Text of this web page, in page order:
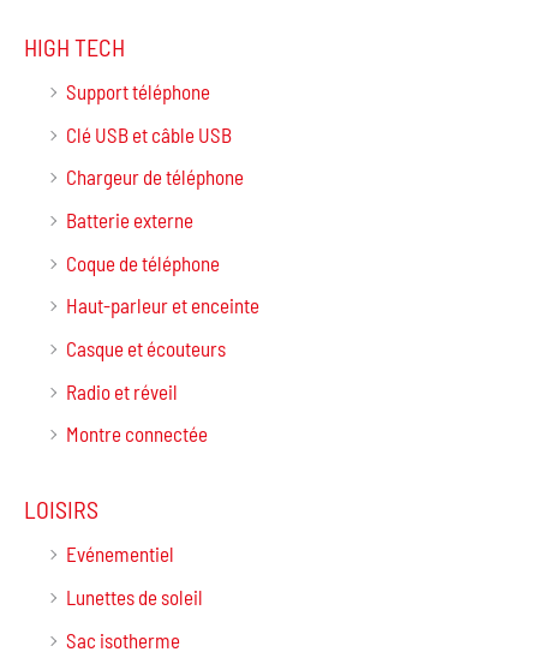
HIGH TECH
Support téléphone
Clé USB et câble USB
Chargeur de téléphone
Batterie externe
Coque de téléphone
Haut-parleur et enceinte
Casque et écouteurs
Radio et réveil
Montre connectée
LOISIRS
Evénementiel
Lunettes de soleil
Sac isotherme